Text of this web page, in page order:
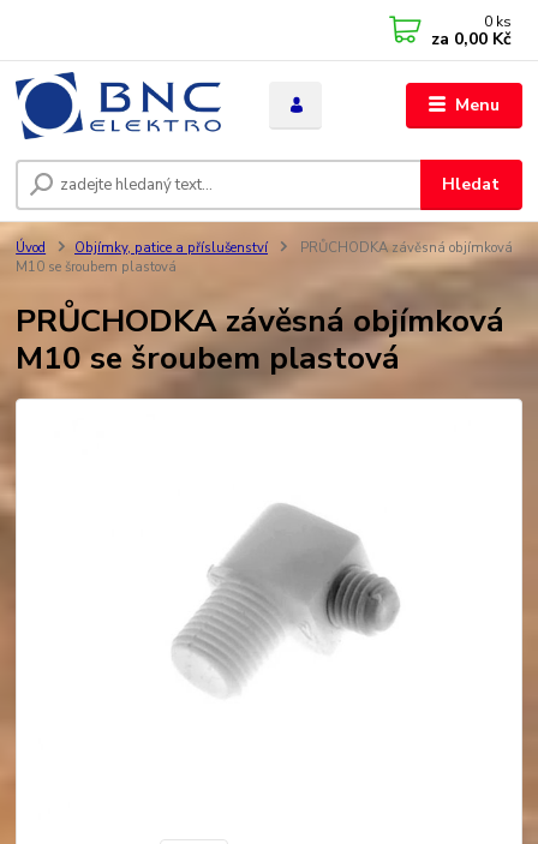
Menu
Hledat
0 ks
za 0,00 Kč
Úvod Objímky, patice a příslušenství
PRŮCHODKA závěsná objímková
M10 se šroubem plastová
PRŮCHODKA závěsná objímková
M10 se šroubem plastová